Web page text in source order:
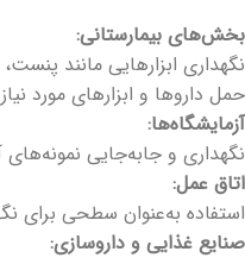
بخش‌های بیمارستانی:
نگهداری ابزارهایی مانند
حمل داروها و ابزارهای مورد
آزمایشگاه‌ها:
نگهداری و جابه‌جایی
اتاق عمل:
استفاده به‌عنوان سطحی برای
صنایع غذایی و داروسازی: